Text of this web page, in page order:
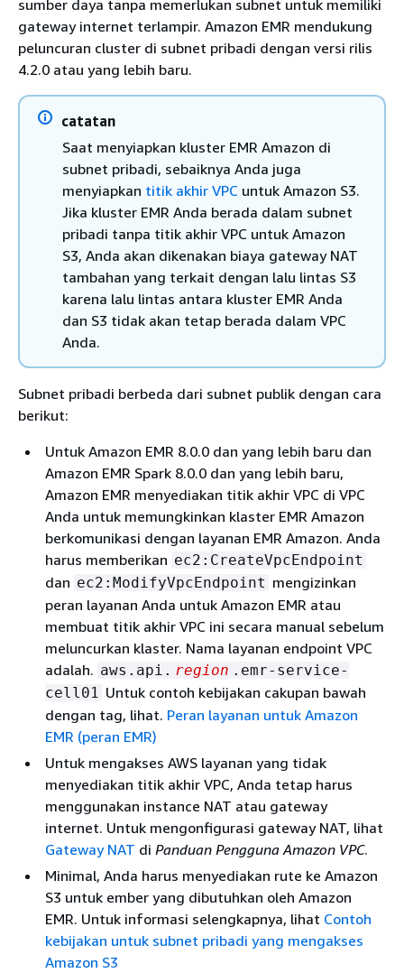
sumber daya tanpa memerlukan subnet untuk memiliki
gateway internet terlampir. Amazon EMR mendukung
peluncuran cluster di subnet pribadi dengan versi rilis
4.2.0 atau yang lebih baru.
catatan
Saat menyiapkan kluster EMR Amazon di
subnet pribadi, sebaiknya Anda juga
menyiapkan titik akhir VPC untuk Amazon S3.
Jika kluster EMR Anda berada dalam subnet
pribadi tanpa titik akhir VPC untuk Amazon
S3, Anda akan dikenakan biaya gateway NAT
tambahan yang terkait dengan lalu lintas S3
karena lalu lintas antara kluster EMR Anda
dan S3 tidak akan tetap berada dalam VPC
Anda.
Subnet pribadi berbeda dari subnet publik dengan cara
berikut:
Untuk Amazon EMR 8.0.0 dan yang lebih baru dan
Amazon EMR Spark 8.0.0 dan yang lebih baru,
Amazon EMR menyediakan titik akhir VPC di VPC
Anda untuk memungkinkan klaster EMR Amazon
berkomunikasi dengan layanan EMR Amazon. Anda
harus memberikan ec2:CreateVpcEndpoint
dan ec2:ModifyVpcEndpoint mengizinkan
peran layanan Anda untuk Amazon EMR atau
membuat titik akhir VPC ini secara manual sebelum
meluncurkan klaster. Nama layanan endpoint VPC
adalah. aws.api. region .emr-service-
cell01 Untuk contoh kebijakan cakupan bawah
dengan tag, lihat. Peran layanan untuk Amazon
EMR (peran EMR)
Untuk mengakses AWS layanan yang tidak
menyediakan titik akhir VPC, Anda tetap harus
menggunakan instance NAT atau gateway
internet. Untuk mengonfigurasi gateway NAT, lihat
Gateway NAT di Panduan Pengguna Amazon VPC.
Minimal, Anda harus menyediakan rute ke Amazon
S3 untuk ember yang dibutuhkan oleh Amazon
EMR. Untuk informasi selengkapnya, lihat Contoh
kebijakan untuk subnet pribadi yang mengakses
Amazon S3